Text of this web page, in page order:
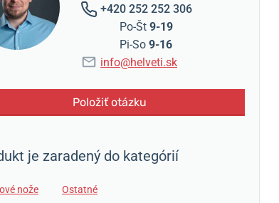
+420 252 252 306
Po-Št 9-19
Pi-So 9-16
info@helveti.sk
Položiť otázku
je zaradený do kategórií
nože Ostatné